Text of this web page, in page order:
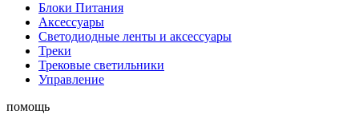
Блоки Питания
Аксессуары
Светодиодные ленты и аксессуары
Треки
Трековые светильники
Управление
помощь